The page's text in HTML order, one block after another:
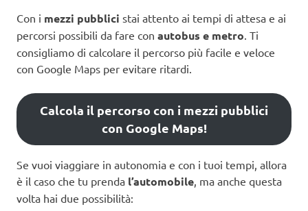
Con i mezzi pubblici stai attento ai tempi di attesa e ai
percorsi possibili da fare con autobus e metro. Ti
consigliamo di calcolare il percorso più facile e veloce
con Google Maps per evitare ritardi.
Calcola il percorso con i mezzi pubblici
con Google Maps!
Se vuoi viaggiare in autonomia e con i tuoi tempi, allora
è il caso che tu prenda l’automobile , ma anche questa
volta hai due possibilità: